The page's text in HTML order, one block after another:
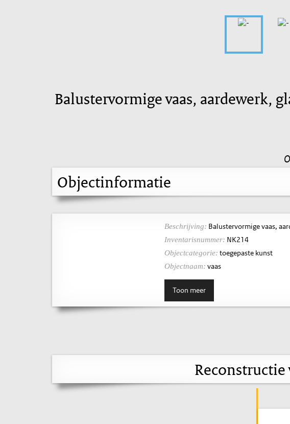
Balustervormige vaas, aardewerk,
Objectinformatie
Beschrijving: Balustervormige vaas,
Inventarisnummer: NK214
Objectcategorie: toegepaste kunst
Objectnaam: vaas
Toon meer